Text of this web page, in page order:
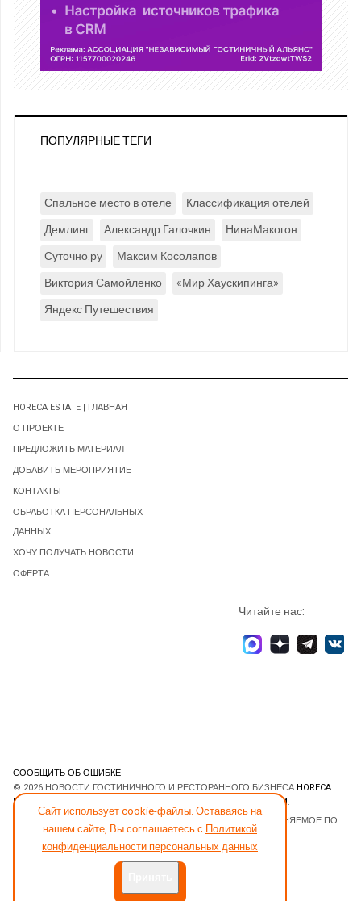
ПОПУЛЯРНЫЕ ТЕГИ
Спальное место в отеле
Классификация отелей
Демлинг
Александр Галочкин
НинаМакогон
Суточно.ру
Максим Косолапов
Виктория Самойленко
«Мир Хаускипинга»
Яндекс Путешествия
Сайт использует cookie-файлы. Оставаясь на
нашем сайте, Вы соглашаетесь с Политикой
конфиденциальности персональных данных
HORECA ESTATE | ГЛАВНАЯ
О ПРОЕКТЕ
ПРЕДЛОЖИТЬ МАТЕРИАЛ
ДОБАВИТЬ МЕРОПРИЯТИЕ
КОНТАКТЫ
ОБРАБОТКА ПЕРСОНАЛЬНЫХ
ДАННЫХ
ХОЧУ ПОЛУЧАТЬ НОВОСТИ
ОФЕРТА
Читайте нас:
СООБЩИТЬ ОБ ОШИБКЕ
© 2026 НОВОСТИ ГОСТИНИЧНОГО И РЕСТОРАННОГО БИЗНЕСА HORECA
ESTATE
JOOMLART.COM.
- ПРОГРАММНОЕ ОБЕСПЕЧЕНИЕ, РАСПРОСТРАНЯЕМОЕ ПО
ЛИЦЕНЗИИGNU GENERAL PUBLIC LICENSE.